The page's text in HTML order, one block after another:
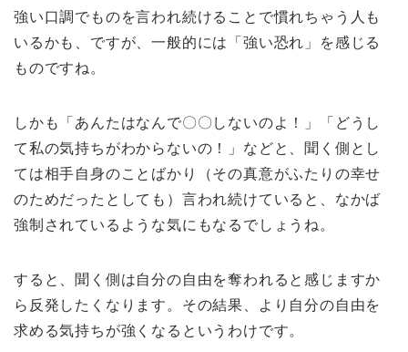
強い口調でものを言われ続けることで慣れちゃう人も
いるかも、ですが、一般的には「強い恐れ」を感じる
ものですね。
しかも「あんたはなんで〇〇しないのよ！」「どうし
て私の気持ちがわからないの！」などと、聞く側とし
ては相手自身のことばかり（その真意がふたりの幸せ
のためだったとしても）言われ続けていると、なかば
強制されているような気にもなるでしょうね。
すると、聞く側は自分の自由を奪われると感じますか
ら反発したくなります。その結果、より自分の自由を
求める気持ちが強くなるというわけです。